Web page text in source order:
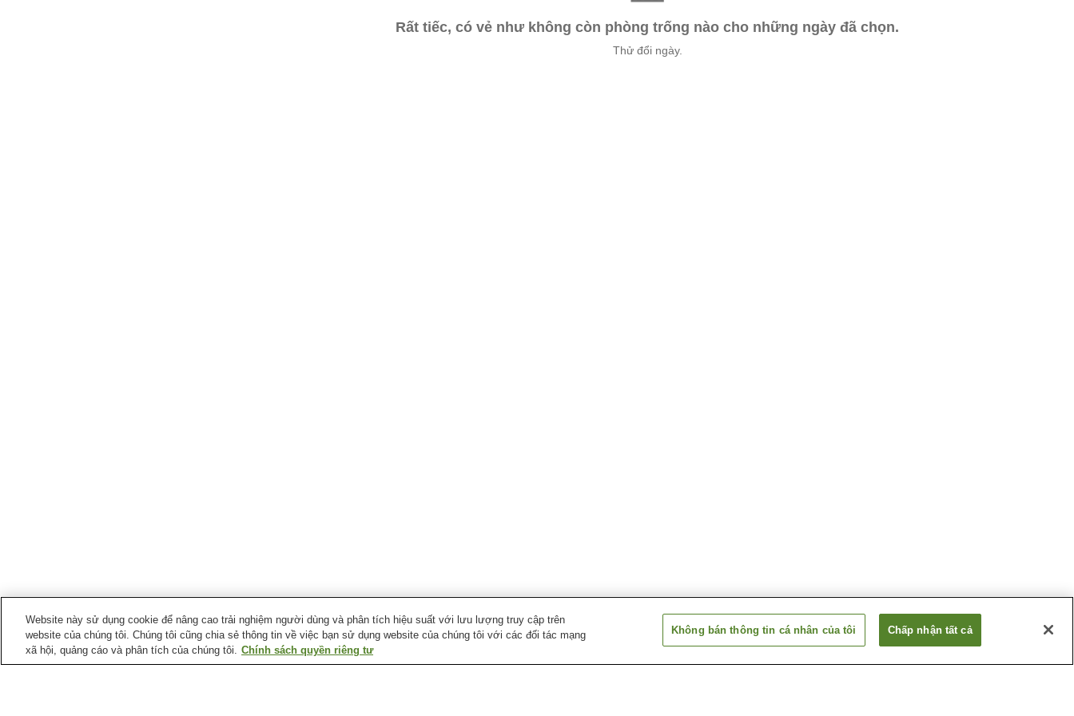
Rất tiếc, có vẻ như không còn phòng trống nào cho những ngày đã chọn.
Thử đổi ngày.
Ga xe lửa tại Thành phố Mobara
Website này sử dụng cookie để nâng cao trải nghiệm người dùng và phân tích hiệu suất với lưu lượng truy cập trên
website của chúng tôi. Chúng tôi cũng chia sẻ thông tin về việc bạn sử dụng website của chúng tôi với các đối tác mạng
xã hội, quảng cáo và phân tích của chúng tôi. Chính sách quyền riêng tư
Không bán thông tin cá nhân của tôi Chấp nhận tất cả